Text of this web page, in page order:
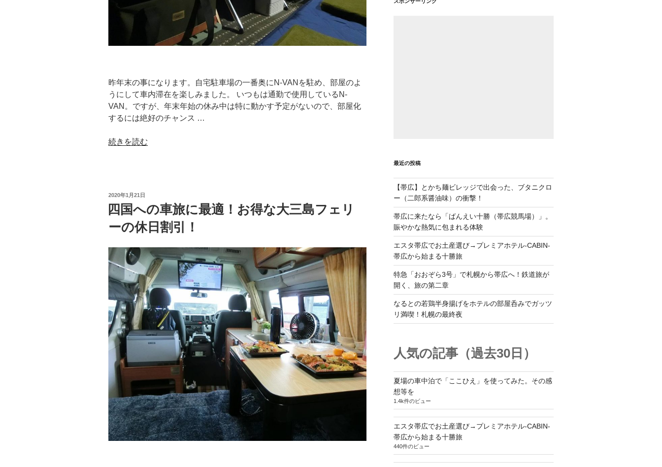
ー」”
昨年末の事になります。自宅駐車場の一番奥にN-VANを駐め、部屋のよ
うにして車内滞在を楽しみました。 いつもは通勤で使用しているN-
VAN。ですが、年末年始の休み中は特に動かす予定がないので、部屋化
するには絶好のチャンス …
“N-
車
場
部
屋
化
し
て
愉
し
む！
電
も
バ
ッ
チ
リ”
の
続きを読む
投
稿
日:
2020年1月21日
四国への車旅に最適！お得な大三島フェリ
ーの休日割引！
最近の投稿
【帯広】とかち麺ビレッジで出会った、ブタニクロ
ー（二郎系醤油味）の衝撃！
帯広に来たなら「ばんえい十勝（帯広競馬場）」。
賑やかな熱気に包まれる体験
エスタ帯広でお土産選び→プレミアホテル-CABIN-
帯広から始まる十勝旅
特急「おおぞら3号」で札幌から帯広へ！鉄道旅が
開く、旅の第二章
なるとの若鶏半身揚げをホテルの部屋呑みでガッツ
リ満喫！札幌の最終夜
人気の記事（過去30日）
夏場の車中泊で「ここひえ」を使ってみた。その感
想等を
1.4k件のビュー
エスタ帯広でお土産選び→プレミアホテル-CABIN-
帯広から始まる十勝旅
440件のビュー